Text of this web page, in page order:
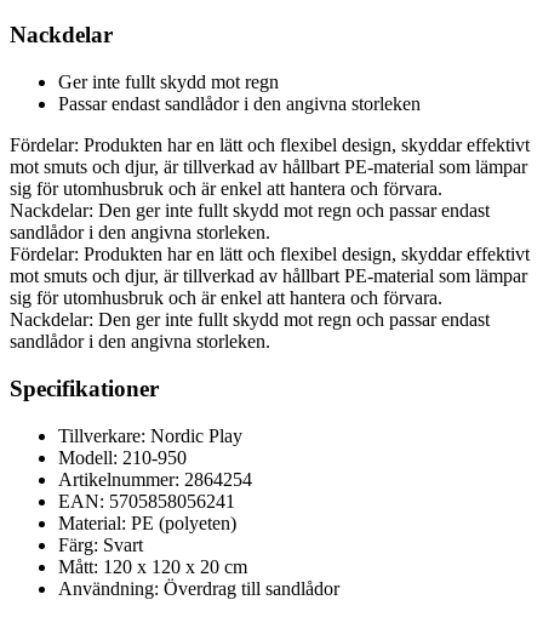
Nackdelar
Ger inte fullt skydd mot regn
Passar endast sandlådor i den angivna storleken
Fördelar: Produkten har en lätt och flexibel design, skyddar effektivt
mot smuts och djur, är tillverkad av hållbart PE-material som lämpar
sig för utomhusbruk och är enkel att hantera och förvara.
Nackdelar: Den ger inte fullt skydd mot regn och passar endast
sandlådor i den angivna storleken.
Fördelar: Produkten har en lätt och flexibel design, skyddar effektivt
mot smuts och djur, är tillverkad av hållbart PE-material som lämpar
sig för utomhusbruk och är enkel att hantera och förvara.
Nackdelar: Den ger inte fullt skydd mot regn och passar endast
sandlådor i den angivna storleken.
Specifikationer
Tillverkare: Nordic Play
Modell: 210-950
Artikelnummer: 2864254
EAN: 5705858056241
Material: PE (polyeten)
Färg: Svart
Mått: 120 x 120 x 20 cm
Användning: Överdrag till sandlådor